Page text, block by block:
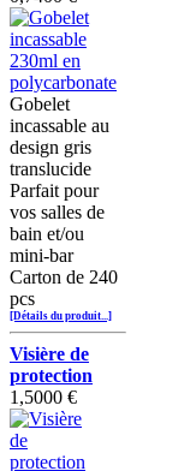
Gobelet
incassable au
design gris
translucide
Parfait pour
vos salles de
bain et/ou
mini-bar
Carton de 240
pcs
[Détails du produit...]
Visière de
protection
1,5000 €